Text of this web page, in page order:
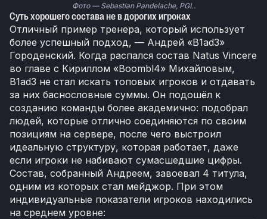
Фото — Sebastian Pandelache, PGL.
Суть хорошего состава не в дорогих игроках
Отличный пример тренера, который использует
более успешный подход, — Андрей «B1ad3»
Городенский. Когда распался состав Natus Vincere
во главе с Кириллом «Boombl4» Михайловым,
B1ad3 не стал искать топовых игроков и отдавать
за них баснословные суммы. Он подошёл к
созданию команды более академично: подобрал
людей, которые отлично соединяются по своим
позициям на сервере, после чего выстроил
идеальную структуру, которая работает, даже
если игроки не набивают сумасшедшие цифры.
Состав, собранный Андреем, завоевал 4 титула,
одним из которых стал мейджор. При этом
индивидуальные показатели игроков находились
на среднем уровне: